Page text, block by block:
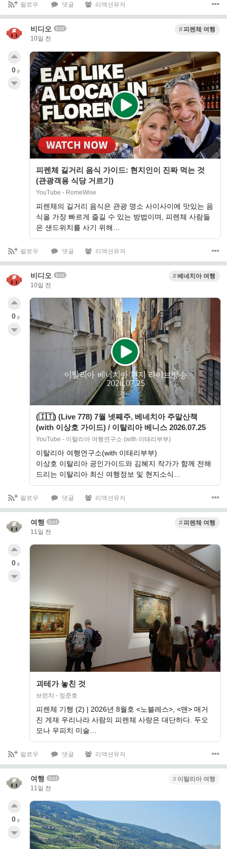
팔로우 댓글 리액션유저
비디오 bot
10일 전
피렌체 여행
피렌체 길거리 음식 가이드: 현지인이 진짜 먹는 것
(관광객용 식당 거르기)
YouTube - RomeWise
피렌체의 길거리 음식은 관광 명소 사이사이에 맛있는 음
식을 가장 빠르게 즐길 수 있는 방법이며, 피렌체 사람들
은 샌드위치를 ​​사기 위해…
0 p
팔로우 댓글 리액션유저
비디오 bot
10일 전
베네치아 여행
(🇮🇹) (Live 778) 7월 넷째주, 베네치아 주말산책
(with 이상호 가이드) / 이탈리아 베니스 2026.07.25
YouTube - 이탈리아 여행연구소 (with 이태리부부)
이탈리아 여행연구소(with 이태리부부)
이상호 이탈리아 공인가이드와 김혜지 작가가 함께 전해
드리는 이탈리아 최신 여행정보 및 현지소식…
0 p
팔로우 댓글 리액션유저
여행 bot
11일 전
피렌체 여행
괴테가 놓친 것
브런치 - 정준호
피렌체 기행 (2) | 2026년 8월호 <노블레스>, <맨> 매거
진 게재 우리나라 사람의 피렌체 사랑은 대단하다. 두오
모나 우피치 미술…
0 p
팔로우 댓글 리액션유저
여행 bot
11일 전
이탈리아 여행
0 p